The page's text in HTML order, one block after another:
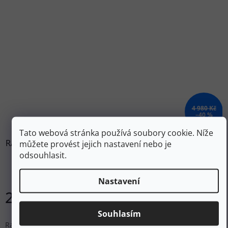
Tato webová stránka používá soubory cookie. Níže
můžete provést jejich nastavení nebo je
odsouhlasit.
Nastavení
Souhlasím
4 980 Kč
–40 %
RAB Dámská bunda DOWNPOUR PLUS 2.0 JACKET WMNS
2 986 Kč DETAIL
Rab Downpour Plus 2.0 je lehká, nepromokavá a skvěle